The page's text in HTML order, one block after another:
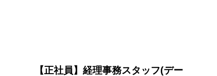
【正社員】経理事務スタッフ(デー